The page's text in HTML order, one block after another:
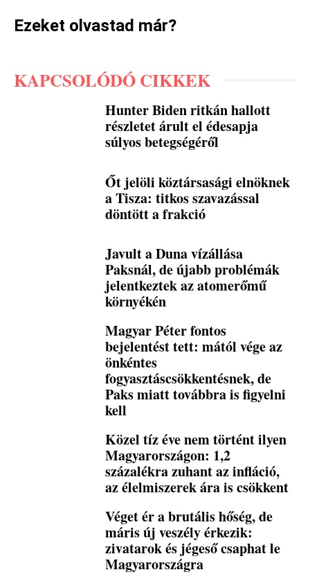
Ezeket olvastad már?
KAPCSOLÓDÓ CIKKEK
Hunter Biden ritkán hallott
részletet árult el édesapja
súlyos betegségéről
Őt jelöli köztársasági elnöknek
a Tisza: titkos szavazással
döntött a frakció
Javult a Duna vízállása
Paksnál, de újabb problémák
jelentkeztek az atomerőmű
környékén
Magyar Péter fontos
bejelentést tett: mától vége az
önkéntes
fogyasztáscsökkentésnek, de
Paks miatt továbbra is figyelni
kell
Közel tíz éve nem történt ilyen
Magyarországon: 1,2
százalékra zuhant az infláció,
az élelmiszerek ára is csökkent
Véget ér a brutális hőség, de
máris új veszély érkezik:
zivatarok és jégeső csaphat le
Magyarországra